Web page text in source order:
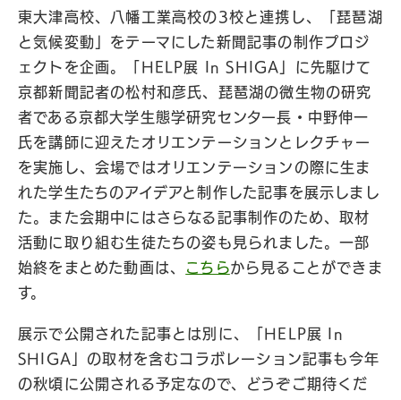
東大津高校、八幡工業高校の3校と連携し、「琵琶湖
と気候変動」をテーマにした新聞記事の制作プロジ
ェクトを企画。「HELP展 In SHIGA」に先駆けて
京都新聞記者の松村和彦氏、琵琶湖の微生物の研究
者である京都大学生態学研究センター長・中野伸一
氏を講師に迎えたオリエンテーションとレクチャー
を実施し、会場ではオリエンテーションの際に生ま
れた学生たちのアイデアと制作した記事を展示しまし
た。また会期中にはさらなる記事制作のため、取材
活動に取り組む生徒たちの姿も見られました。一部
始終をまとめた動画は、
こちらから見ることができま
す。
展示で公開された記事とは別に、「HELP展 In
SHIGA」の取材を含むコラボレーション記事も今年
の秋頃に公開される予定なので、どうぞご期待くだ